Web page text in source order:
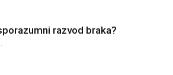
razvod braka?